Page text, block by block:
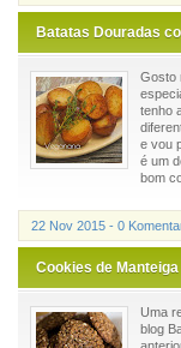
Batatas Douradas
Gosto
tenho
e vou
é um
bom
22 Nov 2015 - 0
Cookies de
Uma
blog